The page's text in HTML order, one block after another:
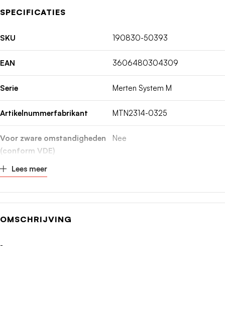
SPECIFICATIES
SKU 190830-50393
EAN 3606480304309
Serie Merten System M
Artikelnummerfabrikant MTN2314-0325
Voor zware omstandigheden
(conform VDE)
Nee
In overeenstemming met UK
Lees meer
OMSCHRIJVING
-